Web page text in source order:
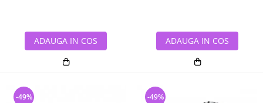
ADAUGA IN COS ADAUGA IN COS
-49% -49%